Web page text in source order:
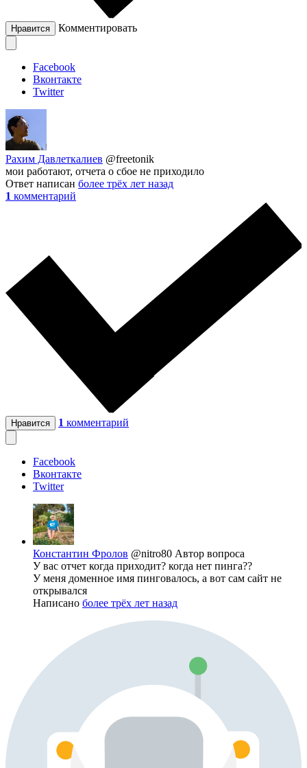
Нравится Комментировать
Facebook
Вконтакте
Twitter
Рахим Давлеткалиев @freetonik
мои работают, отчета о сбое не приходило
Ответ написан более трёх лет назад
1 комментарий
Нравится 1 комментарий
Facebook
Вконтакте
Twitter
Константин Фролов @nitro80 Автор вопроса
У вас отчет когда приходит? когда нет пинга??
У меня доменное имя пинговалось, а вот сам сайт не
открывался
Написано более трёх лет назад